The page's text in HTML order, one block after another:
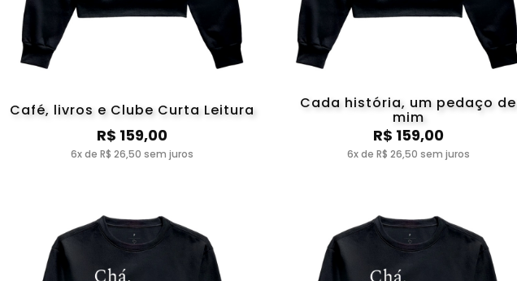
Café, livros e Clube Curta Leitura
R$ 159,00
6x de R$ 26,50 sem juros
Cada história, um pedaço de
mim
R$ 159,00
6x de R$ 26,50 sem juros